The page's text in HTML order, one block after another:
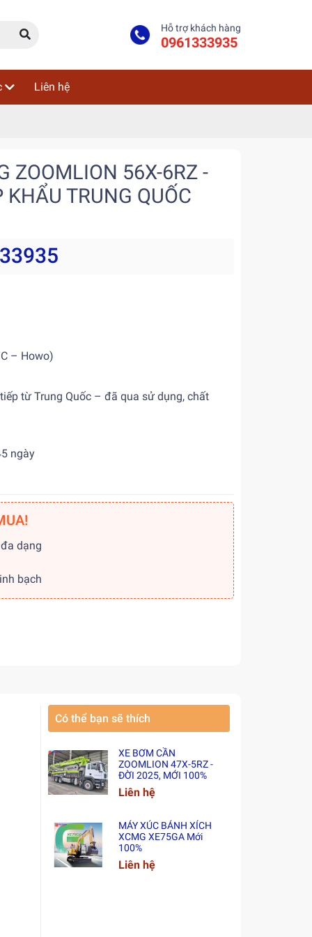
Hỗ trợ khách hàng
0961333935
Liên hệ
ZOOMLION 56X-6RZ -
TRUNG QUỐC
– Howo)
từ Trung Quốc – đã qua sử dụng, chất
ngày
dạng
bạch
Có thể bạn sẽ thích
XE BƠM CẦN
ZOOMLION 47X-5RZ -
ĐỜI 2025, MỚI 100%
Liên hệ
MÁY XÚC BÁNH XÍCH
XCMG XE75GA Mới
100%
Liên hệ